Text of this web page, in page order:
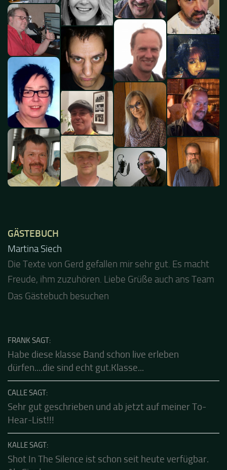
GÄSTEBUCH
Jacel
Guten Abend und auch von uns nochmals besten
Dank für die tolle Mucke zur Party! Der aktuelle Live
FRANK SAGT:
dürfen....die sind echt gut.Klasse...
CALLE SAGT:
Hear-List!!!